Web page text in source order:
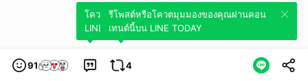
91
โควตมุมมองของคุณผ่านคอนเทนต์นี้บน
LINE TODAY
4
รีโพสต์หรือโควตมุมมองของคุณผ่านคอน
เทนต์นี้บน LINE TODAY